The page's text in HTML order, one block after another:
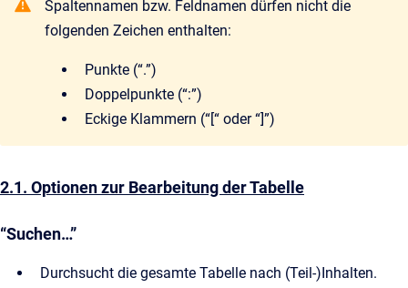
Spaltennamen bzw. Feldnamen dürfen nicht die
folgenden Zeichen enthalten:
Punkte (“.”)
Doppelpunkte (“:”)
Eckige Klammern (“[“ oder “]”)
2.1. Optionen zur Bearbeitung der Tabelle
“Suchen…”
Durchsucht die gesamte Tabelle nach (Teil-)Inhalten.